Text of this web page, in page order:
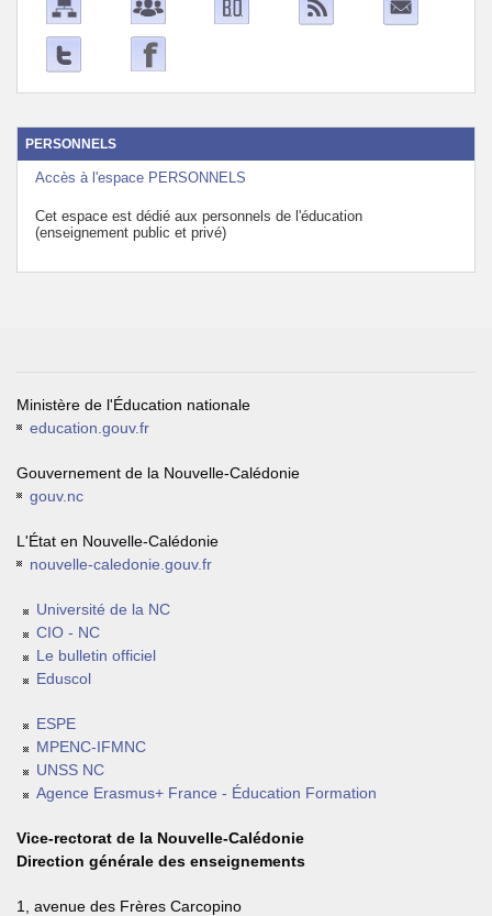
PERSONNELS
Accès à l'espace PERSONNELS
Cet espace est dédié aux personnels de l'éducation
(enseignement public et privé)
Ministère de l'Éducation nationale
education.gouv.fr
Gouvernement de la Nouvelle-Calédonie
gouv.nc
L'État en Nouvelle-Calédonie
nouvelle-caledonie.gouv.fr
Université de la NC
CIO - NC
Le bulletin officiel
Eduscol
ESPE
MPENC-IFMNC
UNSS NC
Agence Erasmus+ France - Éducation Formation
Vice-rectorat de la Nouvelle-Calédonie
Direction générale des enseignements
1, avenue des Frères Carcopino